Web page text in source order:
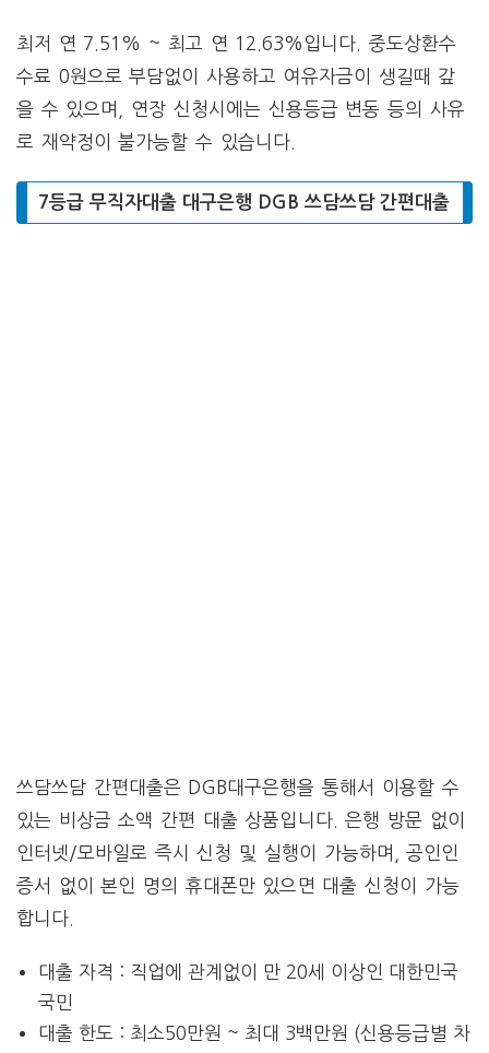
최저 연 7.51% ~ 최고 연 12.63%입니다. 중도상환수
수료 0원으로 부담없이 사용하고 여유자금이 생길때 갚
을 수 있으며, 연장 신청시에는 신용등급 변동 등의 사유
로 재약정이 불가능할 수 있습니다.
7등급 무직자대출 대구은행 DGB 쓰담쓰담 간편대출
쓰담쓰담 간편대출은 DGB대구은행을 통해서 이용할 수
있는 비상금 소액 간편 대출 상품입니다. 은행 방문 없이
인터넷/모바일로 즉시 신청 및 실행이 가능하며, 공인인
증서 없이 본인 명의 휴대폰만 있으면 대출 신청이 가능
합니다.
대출 자격 : 직업에 관계없이 만 20세 이상인 대한민국
국민
대출 한도 : 최소50만원 ~ 최대 3백만원 (신용등급별 차